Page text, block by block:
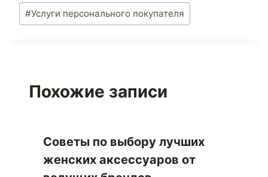
#Услуги персонального покупателя
Похожие записи
Советы по выбору лучших
женских аксессуаров от